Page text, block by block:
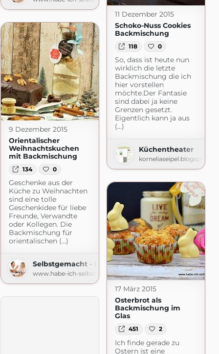
Foodblog
11 Dezember 2015
Schoko-Nuss Cookies
Backmischung
118 0
So, dass ist heute nun
wirklich die letzte
Backmischung die ich
hier vorstellen
möchte.Der Fantasie
sind dabei ja keine
Grenzen gesetzt.
Eigentlich kann ja aus
(...)
Küchentheater
9 Dezember 2015
Orientalischer
Weihnachtskuchen
mit Backmischung
134 0
Geschenke aus der
Küche zu Weihnachten
sind eine tolle
Geschenkidee für liebe
Freunde, Verwandte
oder Kollegen. Die
Backmischung für
orientalischen (...)
Selbstgemacht - Der Foodblog
www.habe-ich-selbstgemacht.de
17 März 2015
Osterbrot als
Backmischung im
Glas
451 2
Ich finde gerade zu
Ostern ist eine